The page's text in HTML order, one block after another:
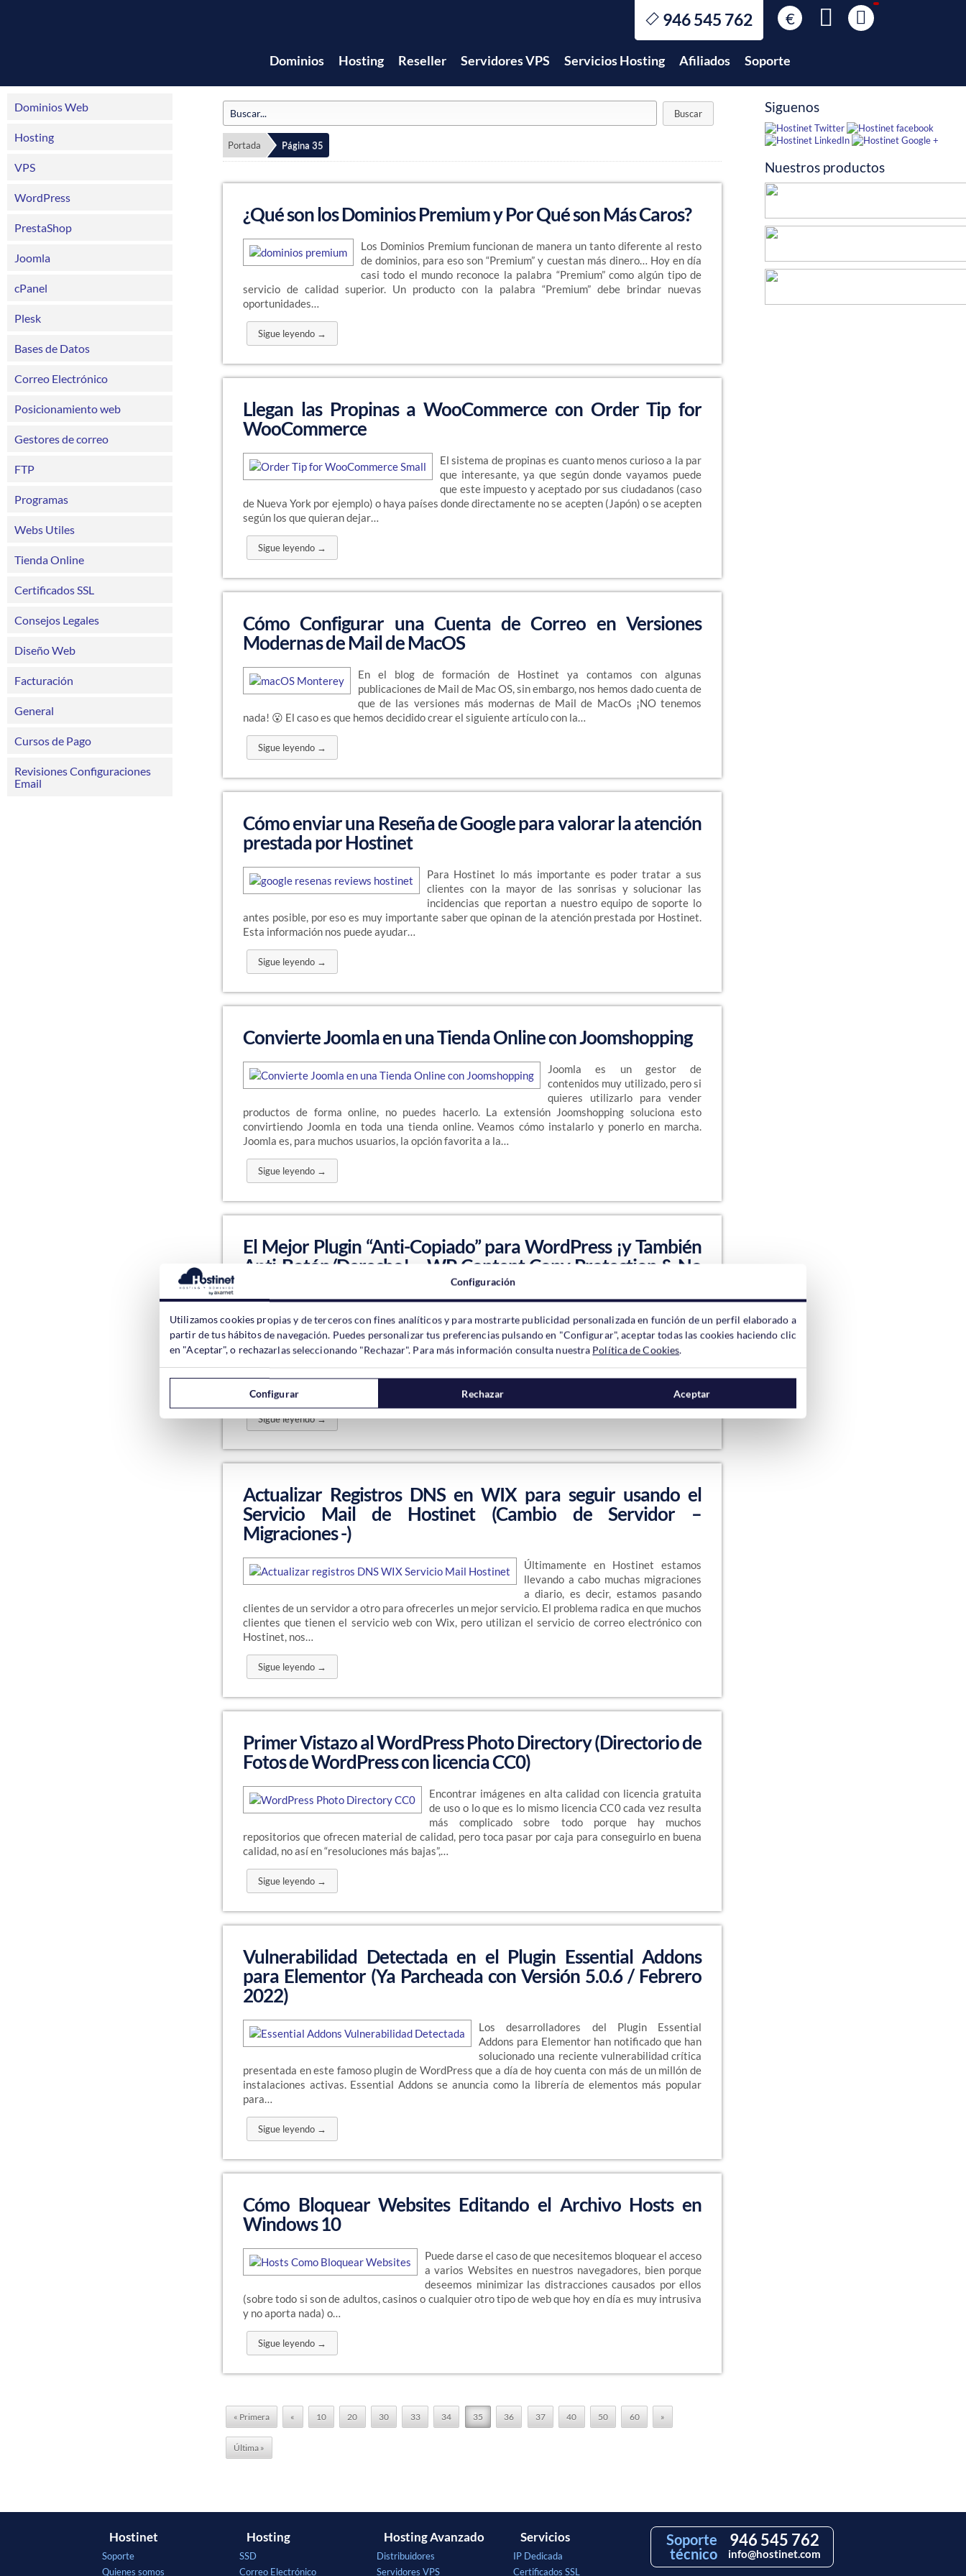
946 545 762
Dominios Hosting Reseller Servidores VPS Servicios Hosting Afiliados Soporte
€
GBP
MXN
Dominios Web
Hosting
VPS
WordPress
PrestaShop
Joomla
cPanel
Plesk
Bases de Datos
Correo Electrónico
Posicionamiento web
Gestores de correo
FTP
Programas
Webs Utiles
Tienda Online
Certificados SSL
Consejos Legales
Diseño Web
Facturación
General
Cursos de Pago
Revisiones Configuraciones
Email
Siguenos
Nuestros productos
Portada Página 35
¿Qué son los Dominios Premium y Por Qué son Más Caros?
Los Dominios Premium funcionan de manera un tanto diferente al resto
de dominios, para eso son “Premium” y cuestan más dinero… Hoy en día
casi todo el mundo reconoce la palabra “Premium” como algún tipo de
servicio de calidad superior. Un producto con la palabra “Premium” debe brindar nuevas
oportunidades…
Sigue leyendo →
Llegan las Propinas a WooCommerce con Order Tip for
WooCommerce
El sistema de propinas es cuanto menos curioso a la par
que interesante, ya que según donde vayamos puede
que este impuesto y aceptado por sus ciudadanos (caso
de Nueva York por ejemplo) o haya países donde directamente no se acepten (Japón) o se acepten
según los que quieran dejar…
Sigue leyendo →
Cómo Configurar una Cuenta de Correo en Versiones
Modernas de Mail de MacOS
En el blog de formación de Hostinet ya contamos con algunas
publicaciones de Mail de Mac OS, sin embargo, nos hemos dado cuenta de
que de las versiones más modernas de Mail de MacOs ¡NO tenemos
nada! 😮 El caso es que hemos decidido crear el siguiente artículo con la…
Sigue leyendo →
Cómo enviar una Reseña de Google para valorar la atención
prestada por Hostinet
Para Hostinet lo más importante es poder tratar a sus
clientes con la mayor de las sonrisas y solucionar las
incidencias que reportan a nuestro equipo de soporte lo
antes posible, por eso es muy importante saber que opinan de la atención prestada por Hostinet.
Esta información nos puede ayudar…
Sigue leyendo →
Convierte Joomla en una Tienda Online con Joomshopping
Joomla es un gestor de
contenidos muy utilizado, pero si
quieres utilizarlo para vender
productos de forma online, no puedes hacerlo. La extensión Joomshopping soluciona esto
convirtiendo Joomla en toda una tienda online. Veamos cómo instalarlo y ponerlo en marcha.
Joomla es, para muchos usuarios, la opción favorita a la…
Sigue leyendo →
El Mejor Plugin “Anti-Copiado” para WordPress ¡y También
Anti-Botón/Derecho! – WP Content Copy Protection & No
En estos días que corren es
prácticamente indispensable tener en
nuestro listado el mejor plugin “anti-
copiado” para WordPress ¡y También Anti-Botón/Derecho! sobre todo si nos dedicamos a crear
sus robots a la cabeza detecta…
Sigue leyendo →
Actualizar Registros DNS en WIX para seguir usando el
Servicio Mail de Hostinet (Cambio de Servidor –
Migraciones -)
Últimamente en Hostinet estamos
llevando a cabo muchas migraciones
a diario, es decir, estamos pasando
clientes de un servidor a otro para ofrecerles un mejor servicio. El problema radica en que muchos
clientes que tienen el servicio web con Wix, pero utilizan el servicio de correo electrónico con
Hostinet, nos…
Sigue leyendo →
Primer Vistazo al WordPress Photo Directory (Directorio de
Fotos de WordPress con licencia CC0)
Encontrar imágenes en alta calidad con licencia gratuita
de uso o lo que es lo mismo licencia CC0 cada vez resulta
más complicado sobre todo porque hay muchos
repositorios que ofrecen material de calidad, pero toca pasar por caja para conseguirlo en buena
calidad, no así en “resoluciones más bajas”,…
Sigue leyendo →
Vulnerabilidad Detectada en el Plugin Essential Addons
para Elementor (Ya Parcheada con Versión 5.0.6 / Febrero
2022)
Los desarrolladores del Plugin Essential
Addons para Elementor han notificado que han
solucionado una reciente vulnerabilidad crítica
presentada en este famoso plugin de WordPress que a día de hoy cuenta con más de un millón de
instalaciones activas. Essential Addons se anuncia como la librería de elementos más popular
para…
Sigue leyendo →
Cómo Bloquear Websites Editando el Archivo Hosts en
Windows 10
Puede darse el caso de que necesitemos bloquear el acceso
a varios Websites en nuestros navegadores, bien porque
deseemos minimizar las distracciones causados por ellos
(sobre todo si son de adultos, casinos o cualquier otro tipo de web que hoy en día es muy intrusiva
y no aporta nada) o…
Sigue leyendo →
« Primera « 10 20 30 33 34 35 36 37 40 50 60 »
Última »
Hostinet
Soporte
Quienes somos
Hosting
SSD
Correo Electrónico
Hosting Avanzado
Distribuidores
Servidores VPS
Servicios
IP Dedicada
Certificados SSL
Soporte
técnico
946 545 762
info@hostinet.com
Configuración
Utilizamos cookies propias y de terceros con fines analíticos y para mostrarte publicidad personalizada en función de un perfil elaborado a
partir de tus hábitos de navegación. Puedes personalizar tus preferencias pulsando en "Configurar", aceptar todas las cookies haciendo clic
en "Aceptar", o rechazarlas seleccionando "Rechazar". Para más información consulta nuestra Política de Cookies.
Configurar Rechazar Aceptar